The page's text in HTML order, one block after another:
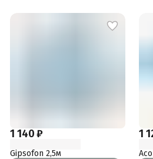
1 140 ₽
Gipsofon 2,5м
1